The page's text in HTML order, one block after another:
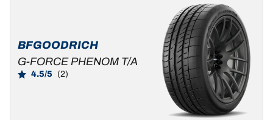
BFGOODRICH
G-FORCE PHENOM T/A
4.5/5 (2)